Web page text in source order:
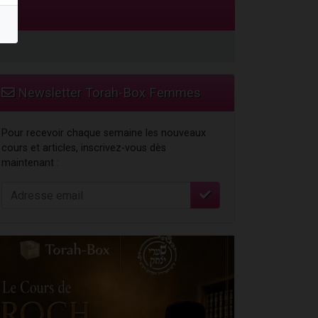
Newsletter Torah-Box Femmes
Pour recevoir chaque semaine les nouveaux
cours et articles, inscrivez-vous dès
maintenant :